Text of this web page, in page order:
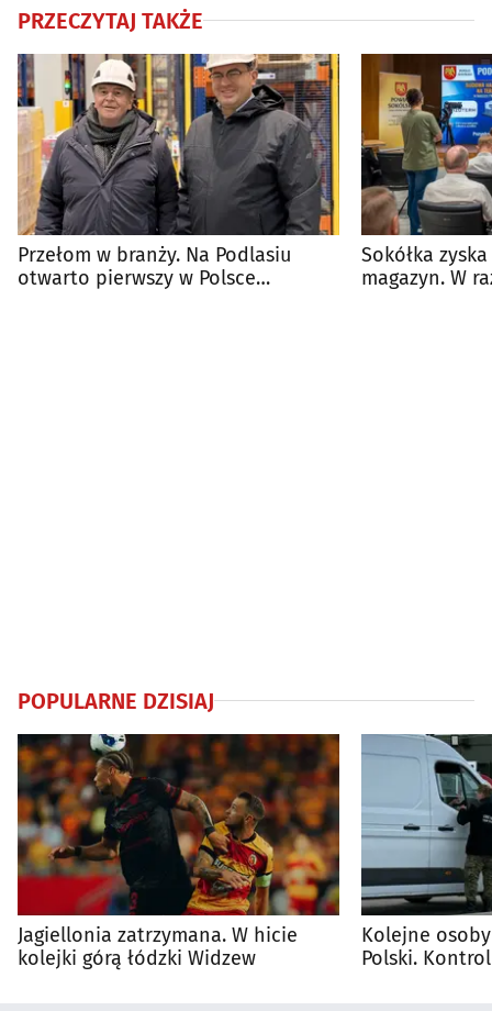
PRZECZYTAJ TAKŻE
Przełom w branży. Na Podlasiu
otwarto pierwszy w Polsce
Sokółka
magazyn. W
POPULARNE DZISIAJ
Jagiellonia zatrzymana. W hicie
kolejki górą łódzki Widzew
Kolejne
Polski.